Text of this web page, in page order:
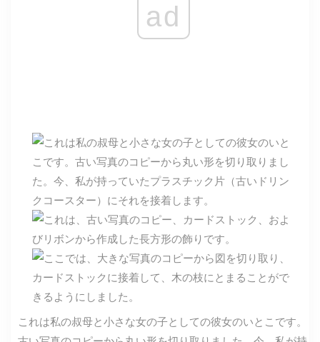
ad
これは私の叔母と小さな女の子としての彼女のいとこです。